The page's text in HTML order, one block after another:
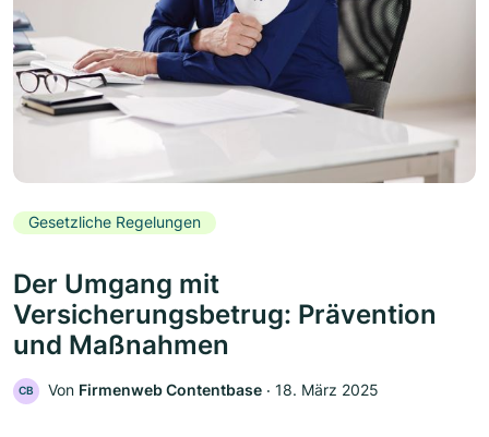
Gesetzliche Regelungen
Der Umgang mit
Versicherungsbetrug: Prävention
und Maßnahmen
CB Von Firmenweb Contentbase ‧ 18. März 2025